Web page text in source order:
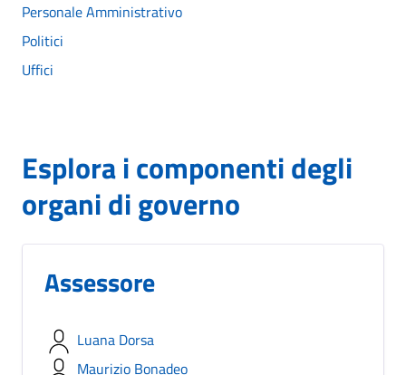
Personale Amministrativo
Politici
Uffici
Esplora i componenti degli
organi di governo
Assessore
Luana Dorsa
Maurizio Bonadeo